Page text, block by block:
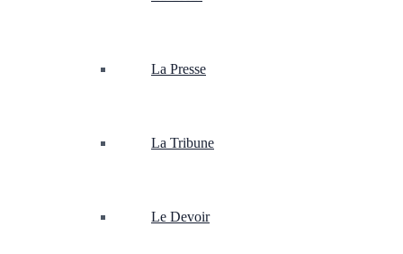
La Presse
La Tribune
Le Devoir